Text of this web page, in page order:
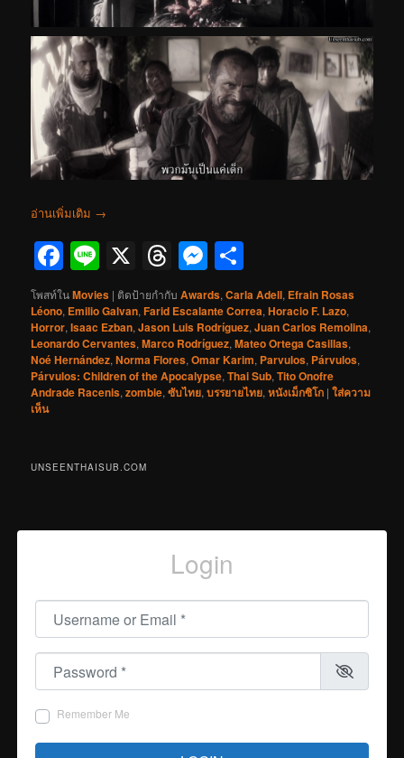
อ่านเพิ่มเติม →
Facebook
Line
X Threads
Messenger
โพสท์ในMovies | ติดป้ายกำกับ Awards,Carla Adell, Efrain Rosas
Léono, Emilio Galvan,Farid Escalante Correa,Horacio F. Lazo,
Horror,Isaac Ezban,Jason Luis Rodríguez,Juan Carlos Remolina,
Leonardo Cervantes,Marco Rodríguez,Mateo Ortega Casillas,
Noé Hernández,Norma Flores,Omar Karim, Parvulos, Párvulos,
Párvulos: Children of the Apocalypse,Thai Sub,Tito Onofre
Andrade Racenis,zombie,ซับไทย,บรรยายไทย,หนังเม็กซิโก |ใส่ความ
เห็น
UNSEENTHAISUB.COM
Login
Username or Email
Password
Remember Me